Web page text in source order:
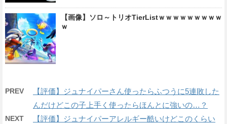
【画像】ソロ～トリオTierListｗｗｗｗｗｗｗｗｗ
ｗ
PREV
【評価】ジュナイパーさん使ったらふつうに5連敗した
んだけどこの子上手く使ったらほんとに強いの…？
NEXT
【評価】ジュナイパーアレルギー酷いけどこのくらい